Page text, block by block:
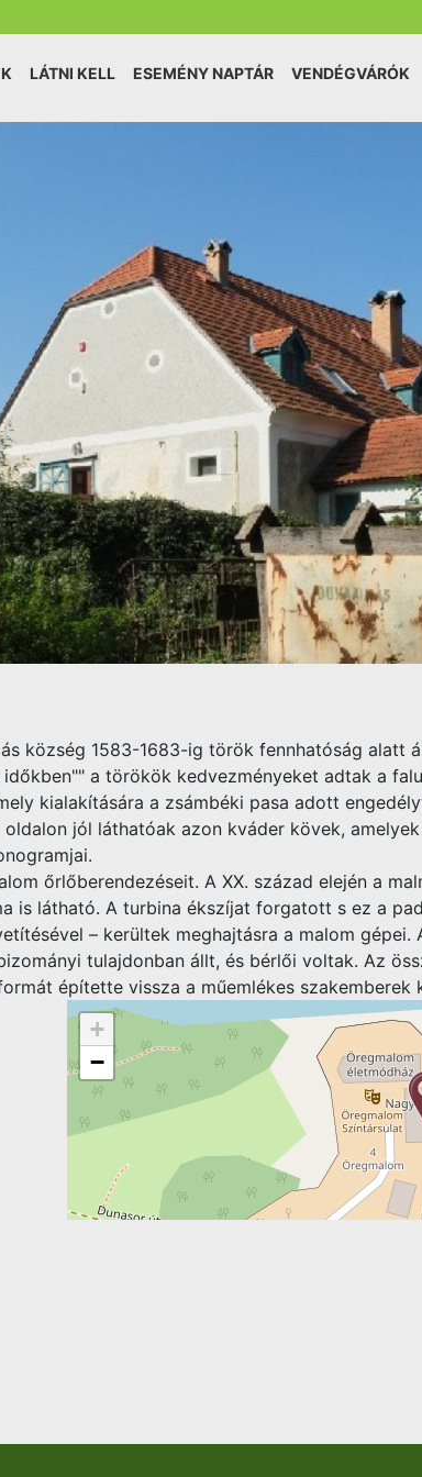
LÁTNI KELL ESEMÉNY NAPTÁR VENDÉGVÁRÓK
község 1583-1683-ig török fennhatóság alatt
a törökök kedvezményeket adtak a
kialakítására a zsámbéki pasa adott
jól láthatóak azon kváder kövek,
őrlőberendezéseit. A XX. század elején a
is látható. A turbina ékszíjat forgatott s ez a
– kerültek meghajtásra a malom gépei.
tulajdonban állt, és bérlői voltak. Az
építette vissza a műemlékes szakemberek
+
−